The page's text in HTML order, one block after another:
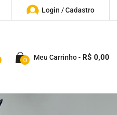
Login / Cadastro
0 Meu Carrinho R$ 0,00